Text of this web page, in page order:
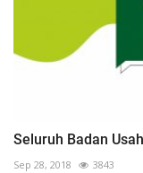
Seluruh Badan
Sep 28, 2018 3843